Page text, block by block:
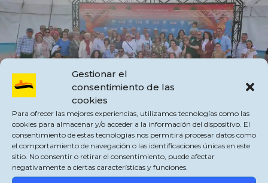
Gestionar el
consentimiento de las
cookies
Para ofrecer las mejores experiencias, utilizamos tecnologías como las
cookies para almacenar y/o acceder a la información del dispositivo. El
consentimiento de estas tecnologías nos permitirá procesar datos como
el comportamiento de navegación o las identificaciones únicas en este
sitio. No consentir o retirar el consentimiento, puede afectar
negativamente a ciertas características y funciones.
Comparte esto: